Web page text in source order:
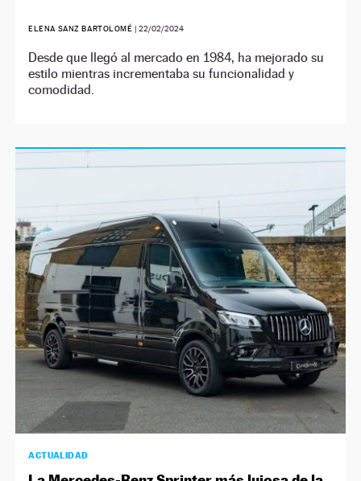
ELENA SANZ BARTOLOMÉ |22/02/2024
Desde que llegó al mercado en 1984, ha mejorado su
estilo mientras incrementaba su funcionalidad y
comodidad.
ACTUALIDAD